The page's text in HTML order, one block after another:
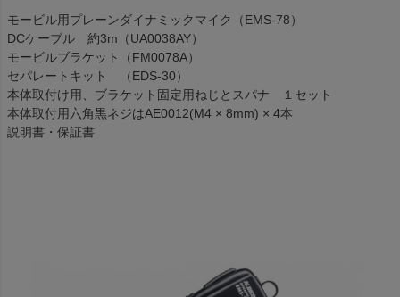
モービル用プレーンダイナミックマイク（EMS-78）
DCケーブル 約3m（UA0038AY）
モービルブラケット（FM0078A）
セパレートキット （EDS-30）
本体取付け用、ブラケット固定用ねじとスパナ １セット
本体取付用六角黒ネジはAE0012(M4 × 8mm) × 4本
説明書・保証書